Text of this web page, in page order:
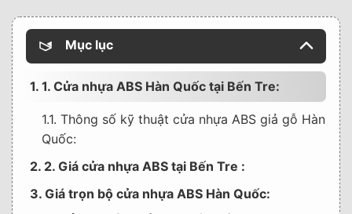
Mục lục
1. 1. Cửa nhựa ABS Hàn Quốc tại Bến Tre:
1.1. Thông số kỹ thuật cửa nhựa ABS giả gỗ Hàn
Quốc:
2. 2. Giá cửa nhựa ABS tại Bến Tre :
3. Giá trọn bộ cửa nhựa ABS Hàn Quốc: